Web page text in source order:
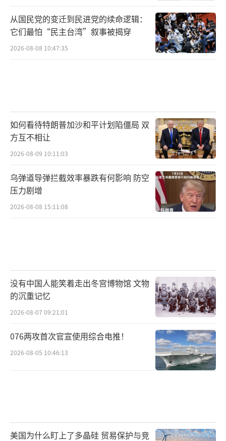
患，可能影响该舰的服役寿命和实战能力。
这场持续13天的海上救援，既是朝鲜军工
是一个国家在技术封锁下艰难前行的缩影。正
如《军武次位面》所言：“崔贤级二号舰的遭
遇，可能成为朝鲜军工的分水岭。”
朝鲜军工的可持续发展，需要实现三个转
向：从“数量优先”转向“质量优先”，暂停
多线并进的装备研发，集中资源突破关键技术
慑”转向“战略平衡”，通过外交谈判降低安
全压力，为军工发展争取喘息空间。金正恩在
劳动党八届十二中全会筹备期间对事故的严厉
处置，既是对军工体系的警示，也为其改革提
供了契机——唯有将技术理性置于战略冲动之
上，朝鲜军工才能真正成为维护国家安全的可
是，朝鲜在这场危机中展现出的韧性与挣扎，
从国民党的变迁到民进党的续命逻辑：
它们最怕“民主台湾”叙事被揭穿
2026-08-08 10:47:35
如何看待特朗普加沙和平计划陷僵局 双
方互不相让
2026-08-09 10:11:03
乌弹道导弹拦截效率暴跌有何影响 防空
压力剧增
2026-08-08 15:11:08
没有中国人能笑着走出冬宫博物馆 文物
的沉重记忆
2026-08-07 09:21:01
076两攻首次官宣使用综合电推！
2026-08-05 10:46:13
美国为什么盯上了多晶硅 贸易保护与竞